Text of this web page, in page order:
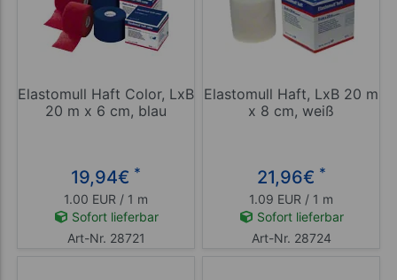
Elastomull Haft Color, LxB
20 m x 6 cm, blau
19,94€ *
1.00 EUR / 1 m
Sofort lieferbar
Art-Nr. 28721
Elastomull Haft, LxB 20 m
x 8 cm, weiß
21,96€ *
1.09 EUR / 1 m
Sofort lieferbar
Art-Nr. 28724